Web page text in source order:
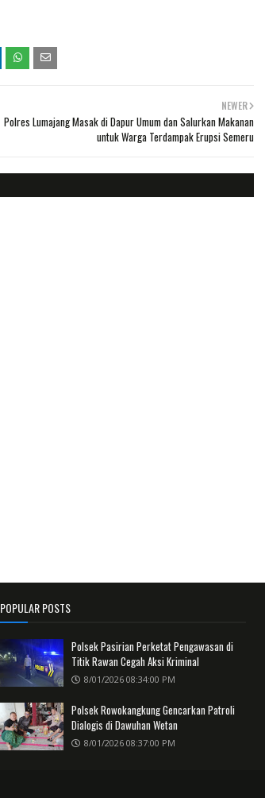
NEWER
Polres Lumajang Masak di Dapur Umum dan Salurkan Makanan
untuk Warga Terdampak Erupsi Semeru
POPULAR POSTS
Polsek Pasirian Perketat Pengawasan di
Titik Rawan Cegah Aksi Kriminal
8/01/2026 08:34:00 PM
Polsek Rowokangkung Gencarkan Patroli
Dialogis di Dawuhan Wetan
8/01/2026 08:37:00 PM